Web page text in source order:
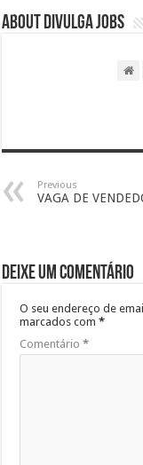
About DIVULGA JOBS
Previous
VAGA DE
Deixe um comentário
O seu endereço de
marcados com*
Comentário*